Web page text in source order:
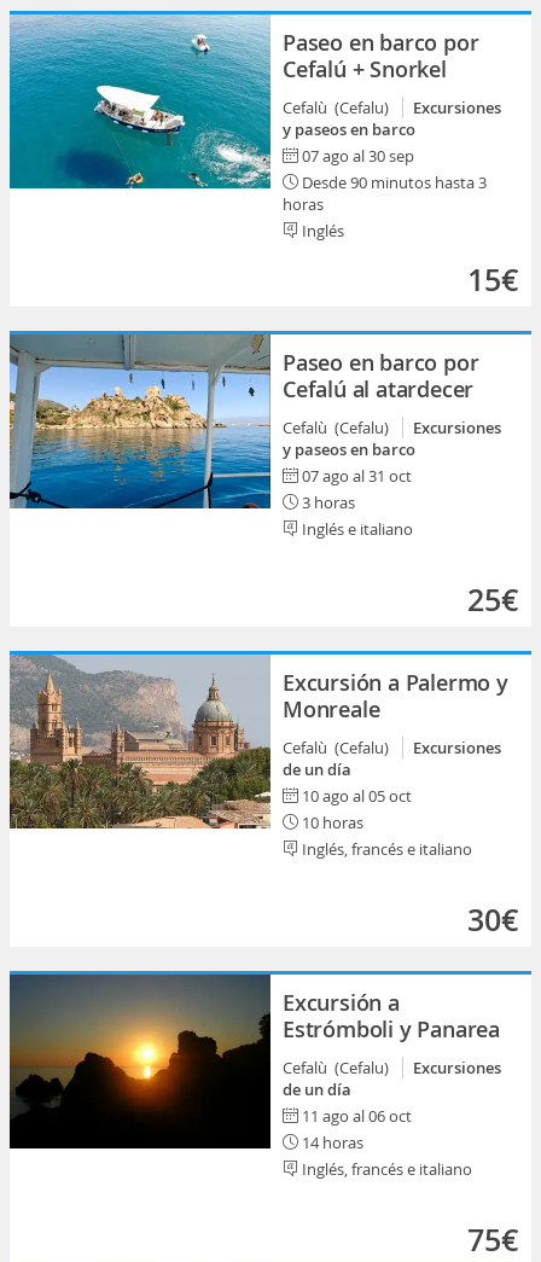
Paseo en barco por
Cefalú + Snorkel
Cefalù (Cefalu)
Excursiones
y paseos en barco
07 ago al 30 sep
Desde 90 minutos hasta 3
horas
Inglés
15€
Paseo en barco por
Cefalú al atardecer
Cefalù (Cefalu)
Excursiones
y paseos en barco
07 ago al 31 oct
3 horas
Inglés e italiano
25€
Excursión a Palermo y
Monreale
Cefalù (Cefalu)
Excursiones
de un día
10 ago al 05 oct
10 horas
Inglés, francés e italiano
30€
Excursión a
Estrómboli y Panarea
Cefalù (Cefalu)
Excursiones
de un día
11 ago al 06 oct
14 horas
Inglés, francés e italiano
75€